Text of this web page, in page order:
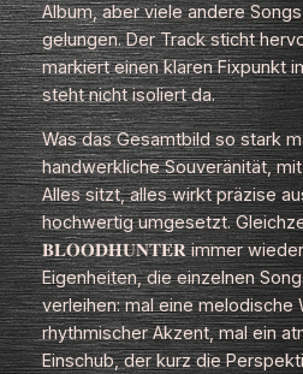
Album, aber viele andere
gelungen. Der Track sticht
markiert einen klaren Fixpunkt
steht nicht isoliert da.
Was das Gesamtbild so stark
handwerkliche Souveränität,
Alles sitzt, alles wirkt präzise
hochwertig umgesetzt.
𝐁𝐋𝐎𝐎𝐃𝐇𝐔𝐍𝐓𝐄𝐑 immer wieder
Eigenheiten, die einzelnen
verleihen: mal eine melodische
rhythmischer Akzent, mal ein
Einschub, der kurz die